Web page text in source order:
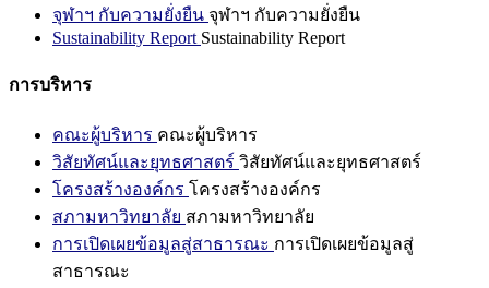
จุฬาฯ กับความยั่งยืน จุฬาฯ กับความยั่งยืน
Sustainability Report Sustainability Report
การบริหาร
คณะผู้บริหาร คณะผู้บริหาร
วิสัยทัศน์และยุทธศาสตร์ วิสัยทัศน์และยุทธศาสตร์
โครงสร้างองค์กร โครงสร้างองค์กร
สภามหาวิทยาลัย สภามหาวิทยาลัย
การเปิดเผยข้อมูลสู่สาธารณะ การเปิดเผยข้อมูลสู่
สาธารณะ